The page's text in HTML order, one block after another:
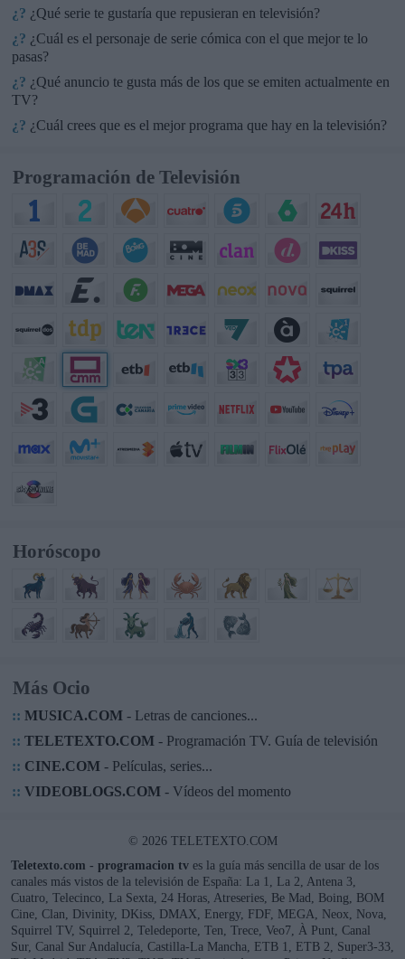
¿? ¿Qué serie te gustaría que repusieran en televisión?
¿? ¿Cuál es el personaje de serie cómica con el que mejor te lo
pasas?
¿? ¿Qué anuncio te gusta más de los que se emiten actualmente en
TV?
¿? ¿Cuál crees que es el mejor programa que hay en la televisión?
Programación de Televisión
Horóscopo
Más Ocio
:: MUSICA.COM- Letras de canciones...
:: TELETEXTO.COM- Programación TV. Guía de televisión
:: CINE.COM- Películas, series...
:: VIDEOBLOGS.COM- Vídeos del momento
© 2026 TELETEXTO.COM
Teletexto.com - programacion tv es la guía más sencilla de usar de los
canales más vistos de la televisión de España: La 1, La 2, Antena 3,
Cuatro, Telecinco, La Sexta, 24 Horas, Atreseries, Be Mad, Boing, BOM
Cine, Clan, Divinity, DKiss, DMAX, Energy, FDF, MEGA, Neox, Nova,
Squirrel TV, Squirrel 2, Teledeporte, Ten, Trece, Veo7, À Punt, Canal
Sur, Canal Sur Andalucía, Castilla-La Mancha, ETB 1, ETB 2, Super3-33,